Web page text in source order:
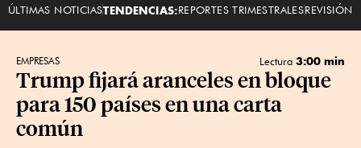
ÚLTIMAS NOTICIASTENDENCIAS:REPORTES TRIMESTRALESREVISIÓN
EMPRESAS Lectura 3:00 min
Trump fijará aranceles en bloque
para 150 países en una carta
común